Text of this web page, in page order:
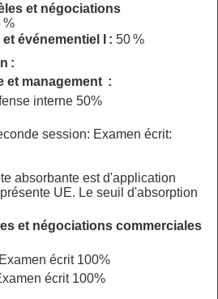
et négociations
%
événementiel I :50 %
:
et management :
interne 50%
session: Examen écrit:
absorbante est d'application
UE. Le seuil d'absorption
et négociations commerciales
écrit 100%
écrit 100%